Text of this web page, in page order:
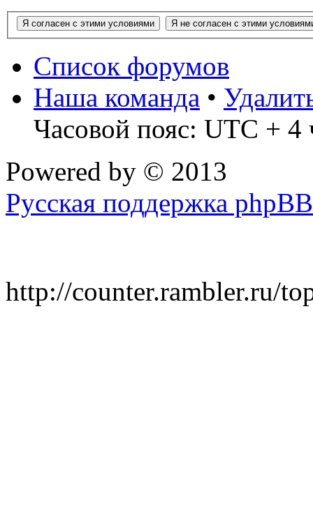
Список форумов
Наша команда •
Часовой пояс: UTC + 4
Powered by © 2013
Русская поддержка phpBB
http://counter.rambler.ru/